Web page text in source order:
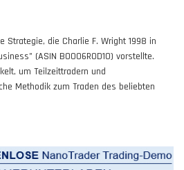
Strategie, die Charlie F. Wright 1998 in
(ASIN B0006ROD1O) vorstellte.
um Teilzeittradern und
Methodik zum Traden des beliebten